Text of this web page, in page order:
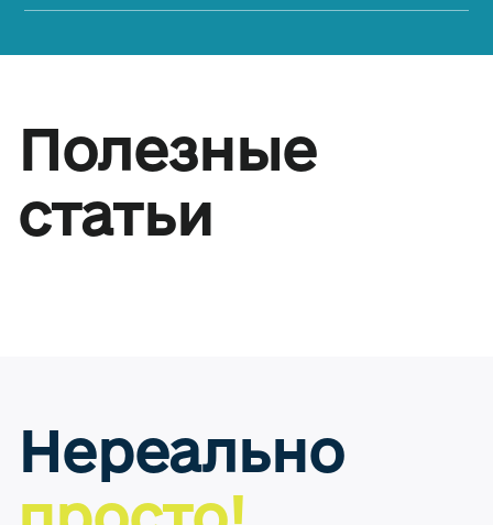
Полезные
статьи
Нереально